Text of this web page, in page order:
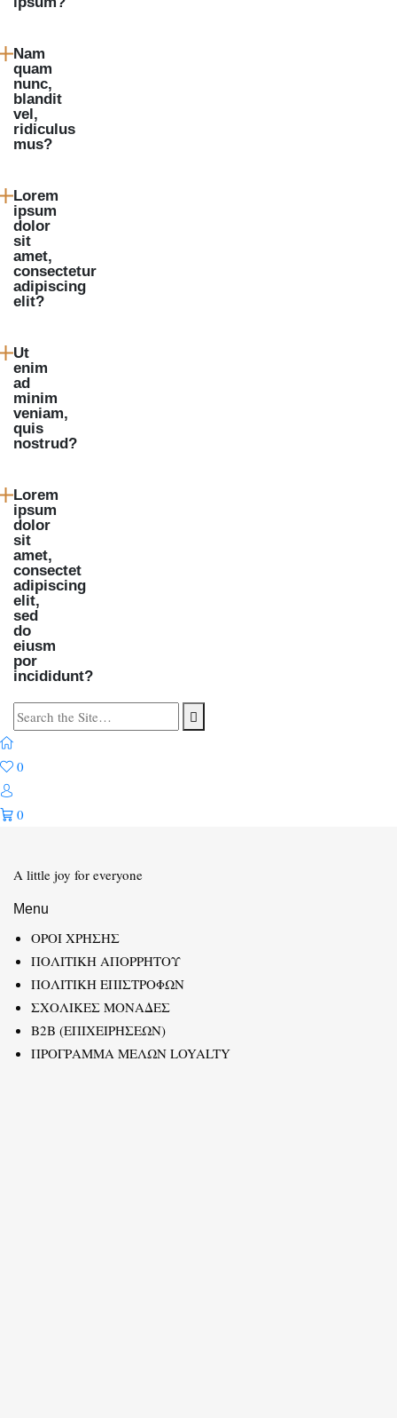
Nam
quam
nunc,
blandit
vel,
ridiculus
mus?
Lorem
ipsum
dolor
sit
amet,
consectetur
adipiscing
elit?
Ut
enim
ad
minim
veniam,
quis
nostrud?
Lorem
ipsum
dolor
sit
amet,
consectet
adipiscing
elit,
sed
do
eiusm
por
incididunt?
Search
0
0
A little joy for everyone
Menu
ΟΡΟΙ ΧΡΗΣΗΣ
ΠΟΛΙΤΙΚΗ ΑΠΟΡΡΗΤΟΥ
ΠΟΛΙΤΙΚΗ ΕΠΙΣΤΡΟΦΩΝ
ΣΧΟΛΙΚΕΣ ΜΟΝΑΔΕΣ
B2B (ΕΠΙΧΕΙΡΗΣΕΩΝ)
ΠΡΟΓΡΑΜΜΑ ΜΕΛΩΝ LOYALTY